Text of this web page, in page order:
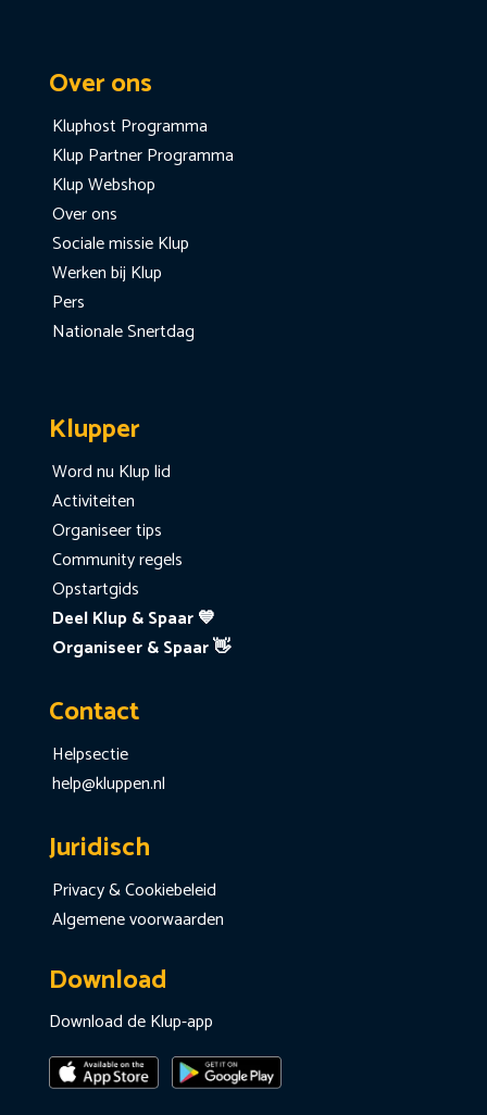
Over ons
Kluphost Programma
Klup Partner Programma
Klup Webshop
Over ons
Sociale missie Klup
Werken bij Klup
Pers
Nationale Snertdag
Klupper
Word nu Klup lid
Activiteiten
Organiseer tips
Community regels
Opstartgids
Deel Klup & Spaar 💙
Organiseer & Spaar 👋
Contact
Helpsectie
help@kluppen.nl
Juridisch
Privacy & Cookiebeleid
Algemene voorwaarden
Download
Download de Klup-app